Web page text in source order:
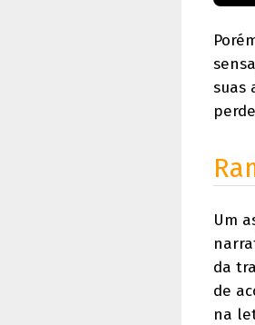
suas
Um
da
de
na